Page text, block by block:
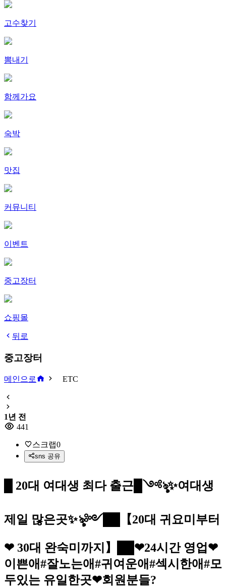
고수찾기
뽐내기
함께가요
숙박
맛집
커뮤니티
이벤트
중고장터
쇼핑몰
뒤로
중고장터
메인으로 ETC
1년 전
441
스크랩0
sns 공유
█ 20대 여대생 최다 출근█༺ৡ✨여대생
제일 많은곳✨ৡ༻██【20대 귀요미부터
❤ 30대 완숙미까지】██❤24시간 영업❤
이쁜애#잘노는애#귀여운애#섹시한애#모
두있는 유일한곳❤회원분들?